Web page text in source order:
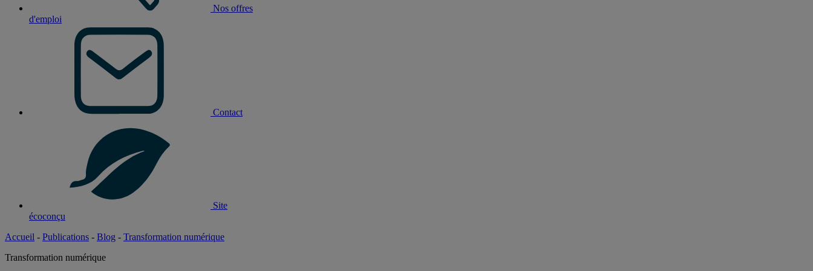
Nos offres
d'emploi
Contact
Site
écoconçu
Accueil - Publications - Blog - Transformation numérique
Transformation numérique